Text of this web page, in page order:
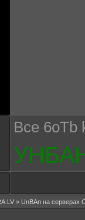
Bce 6oTb
» UnBAn на серверах